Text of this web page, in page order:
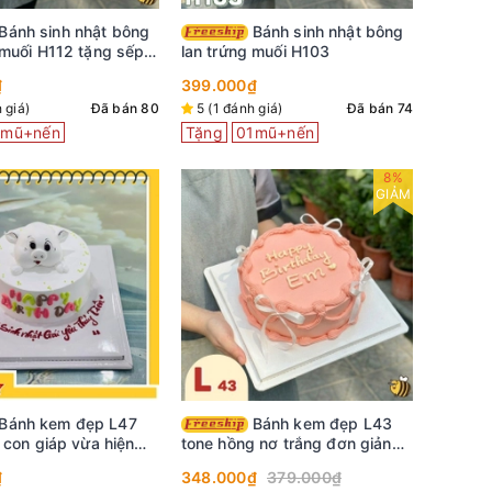
H112 tặng sếp,
giá) Đã bán 80
Bánh sinh nhật bông
lan trứng muối H103
399.000₫
5 (1 đánh giá) Đã bán 74
Tặng 01mũ+nến
giáp vừa hiện
8%
GIẢM
Bánh kem đẹp L43
tone hồng nơ trắng đơn giản
348.000₫ 379.000₫